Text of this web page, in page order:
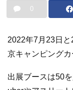
0
2022年7月23日
京キャンピングカ
出展ブースは50